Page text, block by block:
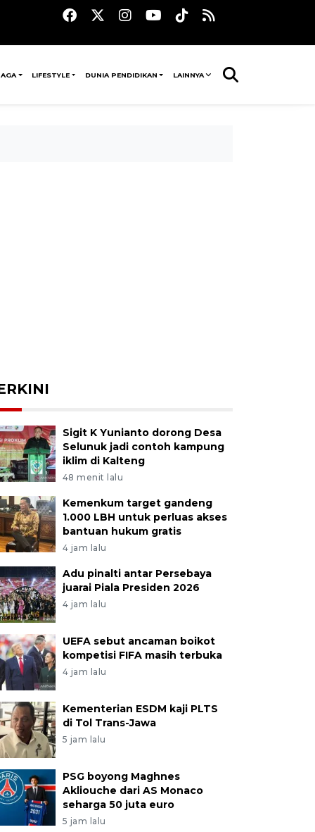
LIFESTYLE DUNIA PENDIDIKAN LAINNYA
Sigit K Yunianto dorong Desa
Selunuk jadi contoh kampung
iklim di Kalteng
48 menit lalu
Kemenkum target gandeng
1.000 LBH untuk perluas akses
bantuan hukum gratis
4 jam lalu
Adu pinalti antar Persebaya
juarai Piala Presiden 2026
4 jam lalu
UEFA sebut ancaman boikot
kompetisi FIFA masih terbuka
4 jam lalu
Kementerian ESDM kaji PLTS
di Tol Trans-Jawa
5 jam lalu
PSG boyong Maghnes
Akliouche dari AS Monaco
seharga 50 juta euro
5 jam lalu